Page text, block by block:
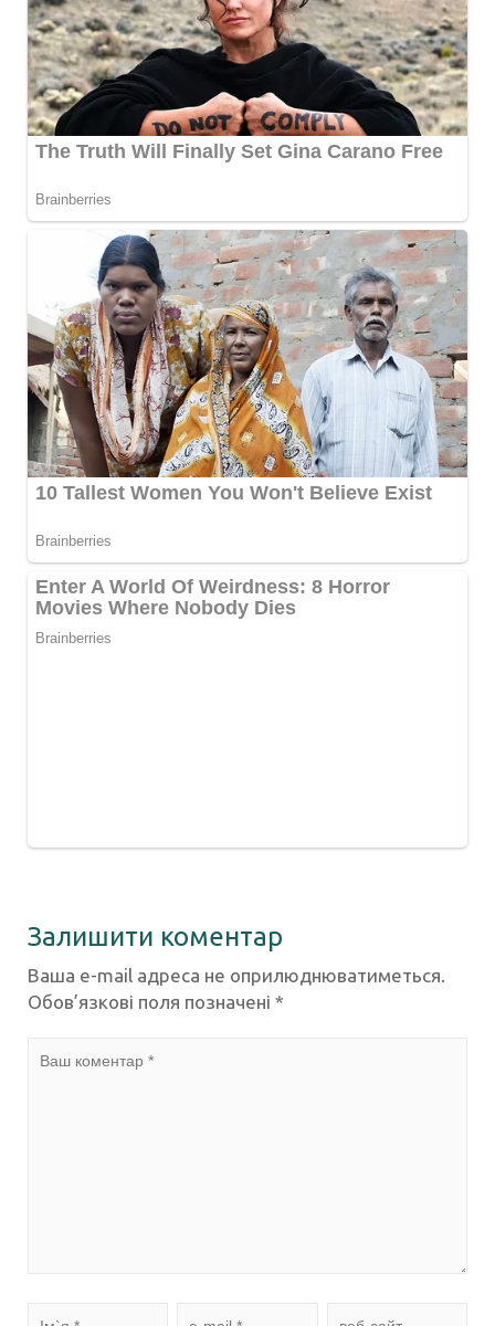
Залишити коментар
Ваша e-mail адреса не оприлюднюватиметься.
Обов’язкові поля позначені *